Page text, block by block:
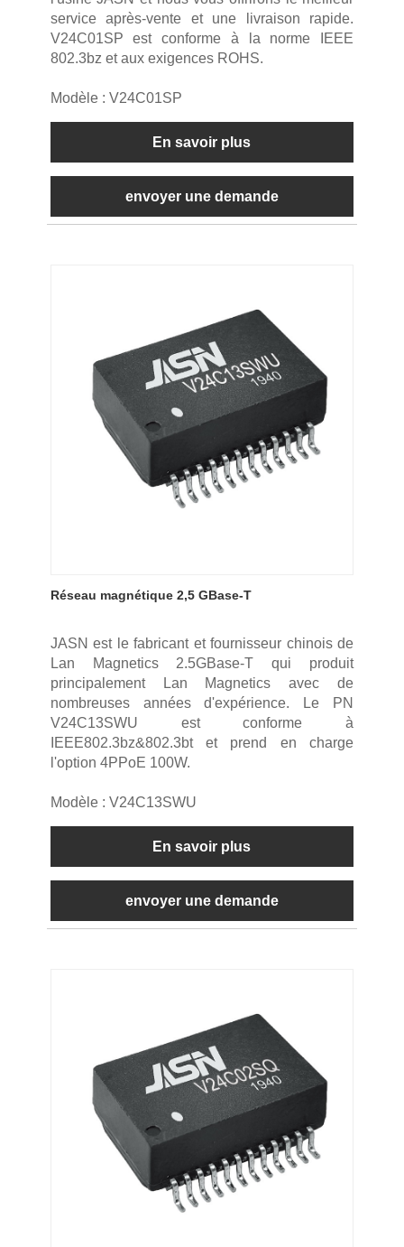
service après-vente et une livraison rapide.
V24C01SP est conforme à la norme IEEE
802.3bz et aux exigences ROHS.
Modèle : V24C01SP
En savoir plus
envoyer une demande
Réseau magnétique 2,5 GBase-T
JASN est le fabricant et fournisseur chinois de
Lan Magnetics 2.5GBase-T qui produit
principalement Lan Magnetics avec de
nombreuses années d'expérience. Le PN
V24C13SWU est conforme à
IEEE802.3bz&802.3bt et prend en charge
l'option 4PPoE 100W.
Modèle : V24C13SWU
En savoir plus
envoyer une demande